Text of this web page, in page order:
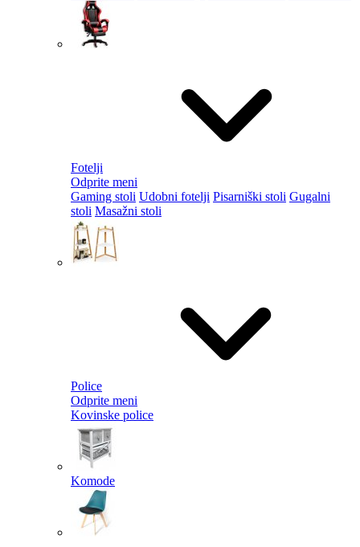
Fotelji
Odprite meni
Gaming stoli Udobni fotelji Pisarniški stoli Gugalni
stoli Masažni stoli
Police
Odprite meni
Kovinske police
Komode